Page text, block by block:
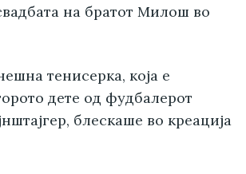
на братот Милош во
тенисерка, која е
дете од фудбалерот
блескаше во креација